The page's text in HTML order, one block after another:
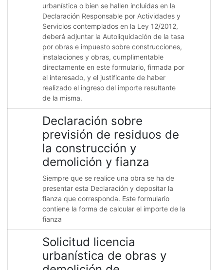
urbanística o bien se hallen incluidas en la
Declaración Responsable por Actividades y
Servicios contemplados en la Ley 12/2012,
deberá adjuntar la Autoliquidación de la tasa
por obras e impuesto sobre construcciones,
instalaciones y obras, cumplimentable
directamente en este formulario, firmada por
el interesado, y el justificante de haber
realizado el ingreso del importe resultante
de la misma.
Declaración sobre
previsión de residuos de
la construcción y
demolición y fianza
Siempre que se realice una obra se ha de
presentar esta Declaración y depositar la
fianza que corresponda. Este formulario
contiene la forma de calcular el importe de la
fianza
Solicitud licencia
urbanística de obras y